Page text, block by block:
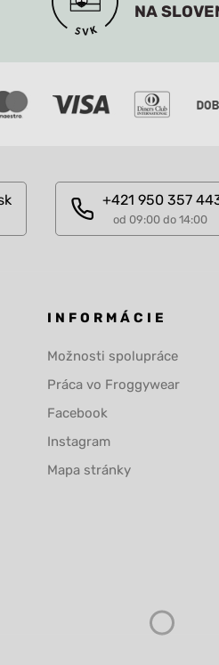
NA
+421 950 357
od 09:00 do 14:00
INFORMÁCIE
Možnosti spolupráce
Práca vo Froggywear
Facebook
Instagram
Mapa stránky